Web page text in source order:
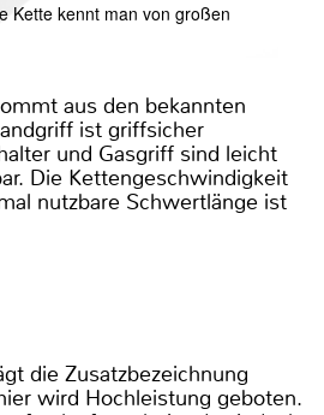
kennt man von großen
aus den bekannten
ist griffsicher
und Gasgriff sind leicht
Die Kettengeschwindigkeit
nutzbare Schwertlänge ist
die Zusatzbezeichnung
wird Hochleistung geboten.